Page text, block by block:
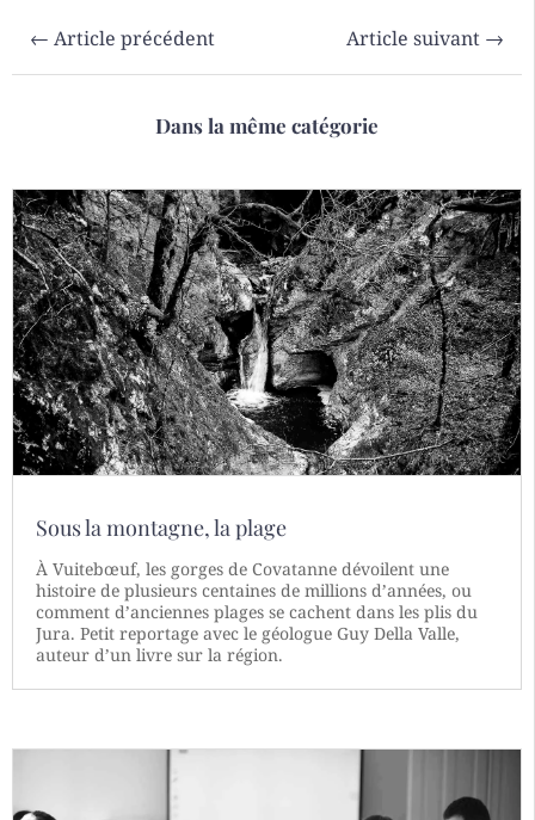
← Article précédent Article suivant →
Dans la même catégorie
Sous la montagne, la plage
À Vuitebœuf, les gorges de Covatanne dévoilent une
histoire de plusieurs centaines de millions d’années, ou
comment d’anciennes plages se cachent dans les plis du
Jura. Petit reportage avec le géologue Guy Della Valle,
auteur d’un livre sur la région.